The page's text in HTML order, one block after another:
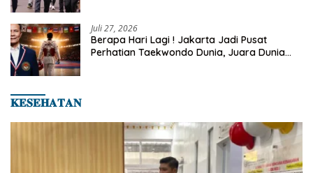
Juli 27, 2026
Berapa Hari Lagi ! Jakarta Jadi Pusat
Perhatian Taekwondo Dunia, Juara Dunia
𝐊𝐄𝐒𝐄𝐇𝐀𝐓𝐀𝐍